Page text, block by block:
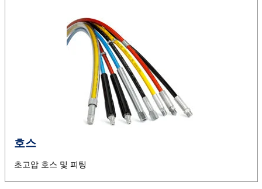
호스
초고압 호스 및 피팅